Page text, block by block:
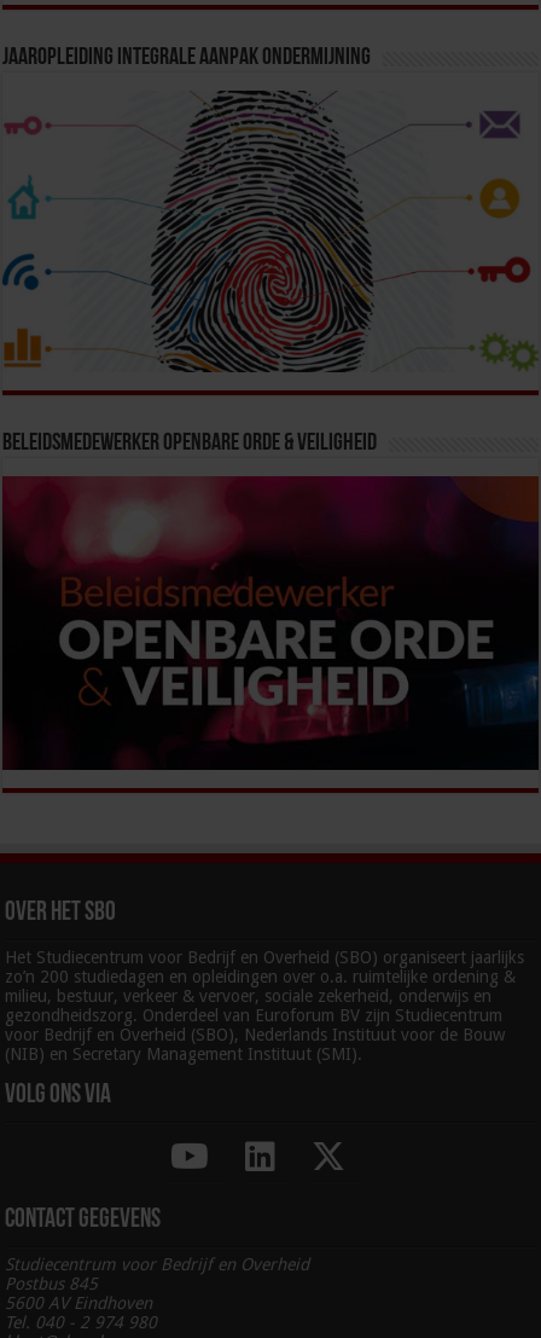
Jaaropleiding Integrale Aanpak Ondermijning
Beleidsmedewerker Openbare Orde & Veiligheid
Over het SBO
Het Studiecentrum voor Bedrijf en Overheid (SBO) organiseert jaarlijks
zo’n 200 studiedagen en opleidingen over o.a. ruimtelijke ordening &
milieu, bestuur, verkeer & vervoer, sociale zekerheid, onderwijs en
gezondheidszorg. Onderdeel van Euroforum BV zijn Studiecentrum
voor Bedrijf en Overheid (SBO), Nederlands Instituut voor de Bouw
(NIB) en Secretary Management Instituut (SMI).
Volg ons via
Contact gegevens
Studiecentrum voor Bedrijf en Overheid
Postbus 845
5600 AV Eindhoven
Tel. 040 - 2 974 980